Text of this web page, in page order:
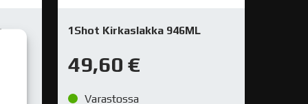
1Shot Kirkaslakka 946ML
49,60 €
Varastossa